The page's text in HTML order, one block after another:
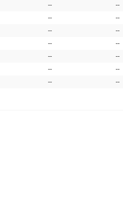
-- --
-- --
-- --
-- --
-- --
-- --
-- --